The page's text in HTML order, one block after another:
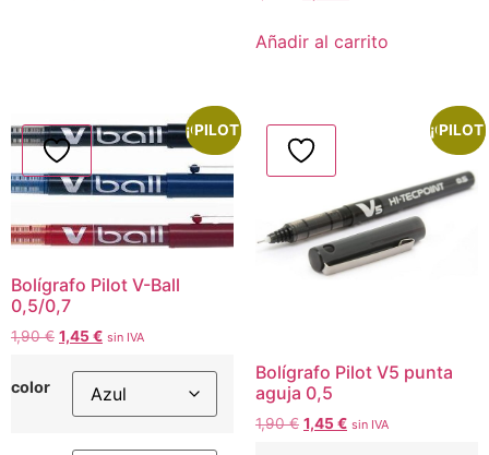
Añadir al carrito
¡Oferta!
PILOT
Bolígrafo Pilot V-Ball
0,5/0,7
1,90€ 1,45€ sin IVA
color
¡Oferta!
PILOT
Bolígrafo Pilot V5 punta
aguja 0,5
1,90€ 1,45€ sin IVA